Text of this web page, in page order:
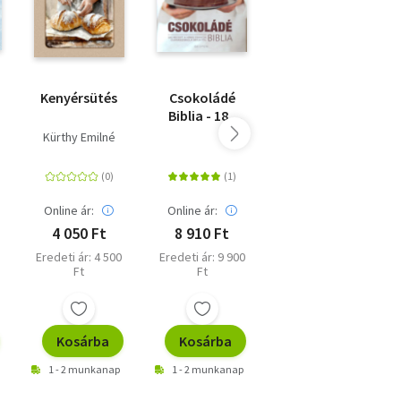
Kenyérsütés
Kürthy Emilné
Online ár:
4 050 Ft
Eredeti ár: 4 500
Ft
Kosárba
1 - 2 munkanap
Csokoládé
Biblia - 180
recept a híres
cukrásziskola
séfjeitől
Online ár:
8 910 Ft
Eredeti ár: 9 900
Ft
Kosárba
1 - 2 munkanap